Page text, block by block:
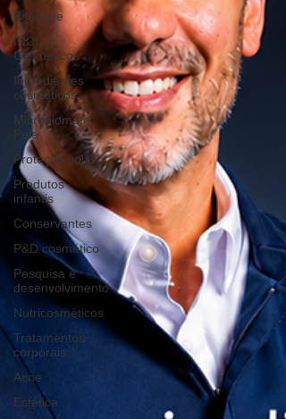
Psoríase
INCI
Cosméticos
Ingredientes
cosméticos
Microbioma e
Pele
Proteção solar
Produtos
infantis
Conservantes
P&D cosmético
Pesquisa e
desenvolvimento
Nutricosméticos
Tratamentos
corporais
Acne
Estética